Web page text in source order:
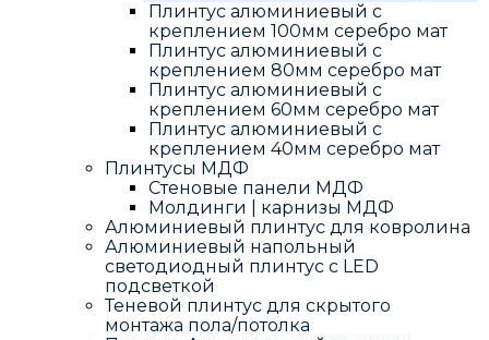
Плинтус алюминиевый с
креплением 100мм серебро мат
Плинтус алюминиевый с
креплением 80мм серебро мат
Плинтус алюминиевый с
креплением 60мм серебро мат
Плинтус алюминиевый с
креплением 40мм серебро мат
Плинтусы МДФ
Стеновые панели МДФ
Молдинги | карнизы МДФ
Алюминиевый плинтус для ковролина
Алюминиевый напольный
светодиодный плинтус с LED
подсветкой
Теневой плинтус для скрытого
монтажа пола/потолка